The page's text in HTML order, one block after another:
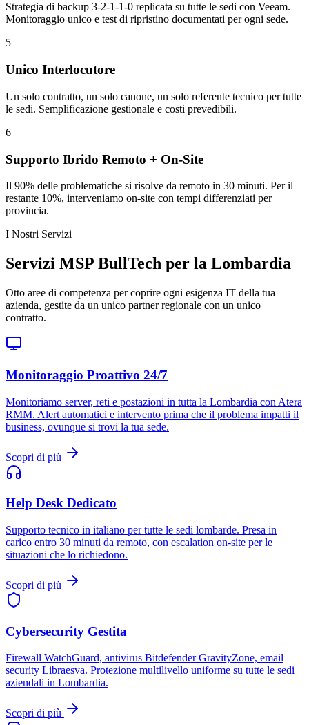
Strategia di backup 3-2-1-1-0 replicata su tutte le sedi con Veeam.
Monitoraggio unico e test di ripristino documentati per ogni sede.
5
Unico Interlocutore
Un solo contratto, un solo canone, un solo referente tecnico per tutte
le sedi. Semplificazione gestionale e costi prevedibili.
6
Supporto Ibrido Remoto + On-Site
Il 90% delle problematiche si risolve da remoto in 30 minuti. Per il
restante 10%, interveniamo on-site con tempi differenziati per
provincia.
I Nostri Servizi
Servizi MSP BullTech per la Lombardia
Otto aree di competenza per coprire ogni esigenza IT della tua
azienda, gestite da un unico partner regionale con un unico
contratto.
Monitoraggio Proattivo 24/7
Monitoriamo server, reti e postazioni in tutta la Lombardia con Atera
RMM. Alert automatici e intervento prima che il problema impatti il
business, ovunque si trovi la tua sede.
Scopri di più
Help Desk Dedicato
Supporto tecnico in italiano per tutte le sedi lombarde. Presa in
carico entro 30 minuti da remoto, con escalation on-site per le
situazioni che lo richiedono.
Scopri di più
Cybersecurity Gestita
Firewall WatchGuard, antivirus Bitdefender GravityZone, email
security Libraesva. Protezione multilivello uniforme su tutte le sedi
aziendali in Lombardia.
Scopri di più